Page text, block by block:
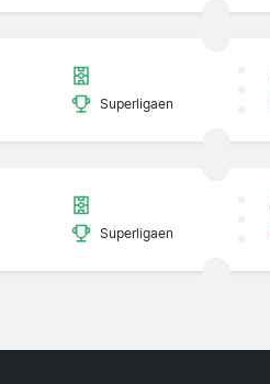
Superligaen
Superligaen